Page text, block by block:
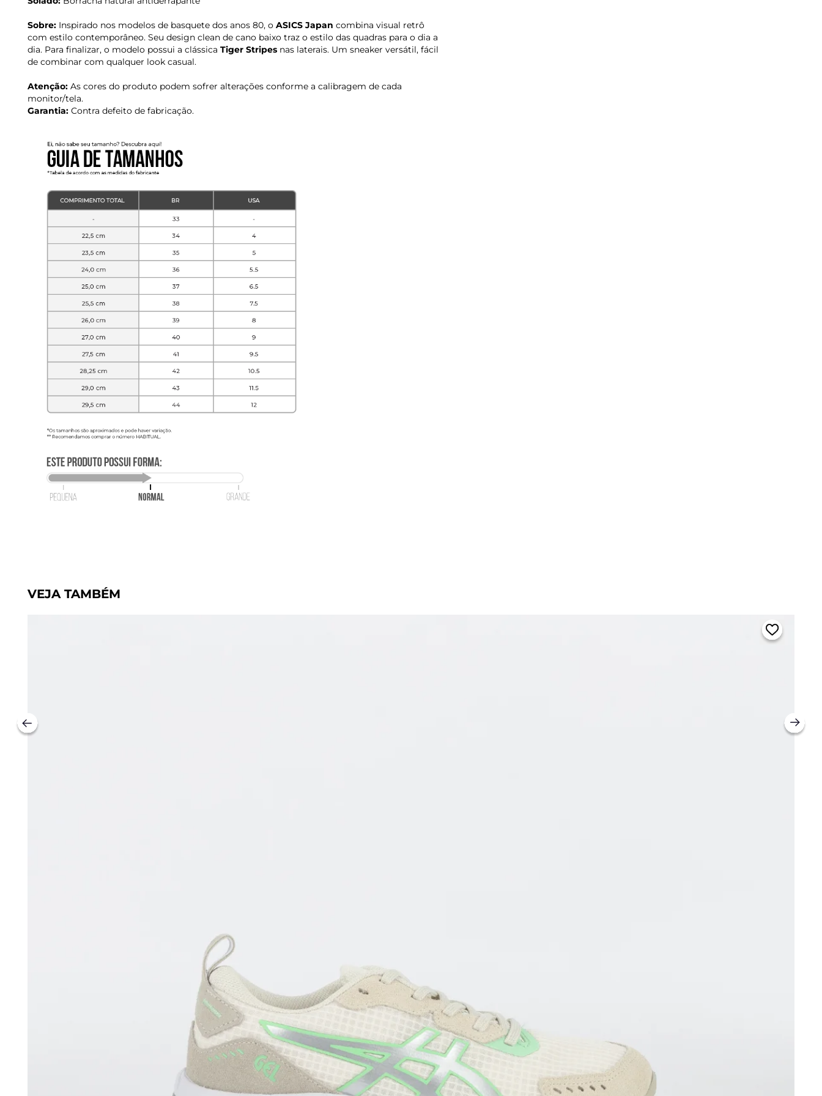
Sobre: Inspirado nos modelos de basquete dos anos 80, o ASICS Japan combina visual retrô
com estilo contemporâneo. Seu design clean de cano baixo traz o estilo das quadras para o dia a
dia. Para finalizar, o modelo possui a clássica Tiger Stripes nas laterais. Um sneaker versátil, fácil
de combinar com qualquer look casual.
Atenção: As cores do produto podem sofrer alterações conforme a calibragem de cada
monitor/tela.
Garantia: Contra defeito de fabricação.
VEJA TAMBÉM